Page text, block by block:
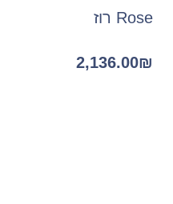
Rose רוז
2,136.00₪